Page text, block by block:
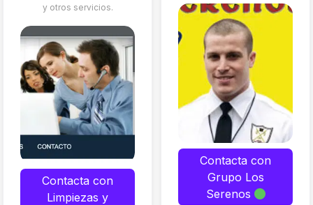
y otros servicios.
Contacta con
Limpiezas y
Contacta con
Grupo Los
Serenos